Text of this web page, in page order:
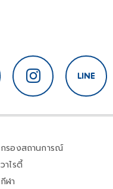
กรองสถานการณ์
วาไรตี้
กีฬา